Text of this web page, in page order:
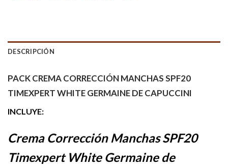
DESCRIPCIÓN
PACK CREMA CORRECCIÓN MANCHAS SPF20
TIMEXPERT WHITE GERMAINE DE CAPUCCINI
INCLUYE:
Crema Corrección Manchas SPF20
Timexpert White Germaine de